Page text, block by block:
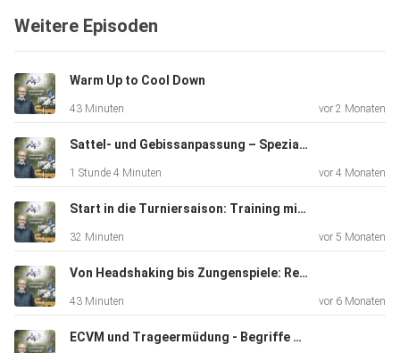
Equipment.
Von Stollen und Glocken über Bandagen und Gamaschen
bis hin zu
Sattelunterlagen und Sporen diskutieren wir, was aus
tierärztlicher und trainingspraktischer Sicht wirklich sinnvoll
Schützen
Bandagen tatsächlich oder können sie durch
Kompression auch nachteilig sein? Welche Rolle spielt das
Weitere Episoden
Warm Up to Cool Down
43 Minuten vor 2 Monaten
Sattel- und Gebissanpassung – Spezial mit Gast Stefanie Bergsten
1 Stunde 4 Minuten vor 4 Monaten
Start in die Turniersaison: Training mit System
32 Minuten vor 5 Monaten
Von Headshaking bis Zungenspiele: Reitprobleme erkennen und lösen
43 Minuten vor 6 Monaten
ECVM und Trageermüdung - Begriffe mit Bedeutung, keine Diagnosen